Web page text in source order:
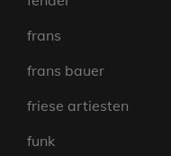
frans
frans bauer
friese artiesten
funk